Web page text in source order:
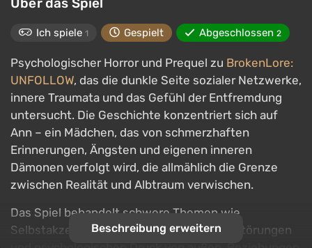
Ich spiele 1 Gespielt Abgeschlossen 2
Psychologischer Horror und Prequel zu BrokenLore:
UNFOLLOW, das die dunkle Seite sozialer Netzwerke,
innere Traumata und das Gefühl der Entfremdung
untersucht. Die Geschichte konzentriert sich auf
Ann – ein Mädchen, das von schmerzhaften
Erinnerungen, Ängsten und eigenen inneren
Dämonen verfolgt wird, die allmählich die Grenze
zwischen Realität und Albtraum verwischen.
Das Spiel behandelt schwere Themen wie
Selbstakzeptanz, Dysmorphophobie, Essstörungen
Beschreibung erweitern